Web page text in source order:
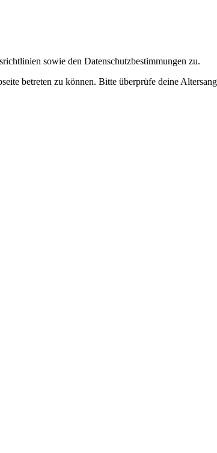
sowie den Datenschutzbestimmungen zu.
betreten zu können. Bitte überprüfe deine